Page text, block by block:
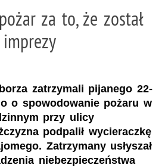
za to, że został
zatrzymali pijanego 22-
o spowodowanie pożaru w
przy ulicy
podpalił wycieraczkę
Zatrzymany usłyszał
niebezpieczeństwa